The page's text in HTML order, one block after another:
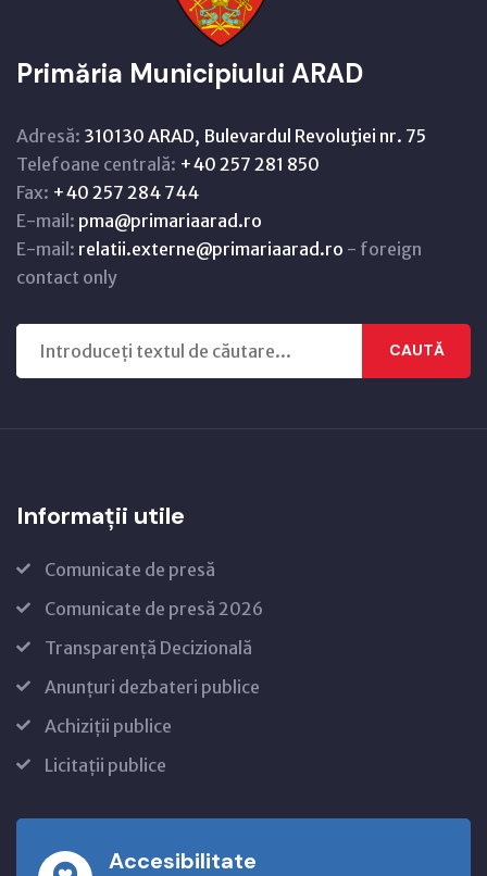
Primăria Municipiului ARAD
Adresă: 310130 ARAD, Bulevardul Revoluţiei nr. 75
Telefoane centrală: +40 257 281 850
Fax: +40 257 284 744
E-mail: pma@primariaarad.ro
E-mail: relatii.externe@primariaarad.ro - foreign
contact only
CAUTĂ
Informații utile
Comunicate de presă
Comunicate de presă 2026
Transparență Decizională
Anunțuri dezbateri publice
Achiziții publice
Licitații publice
Accesibilitate